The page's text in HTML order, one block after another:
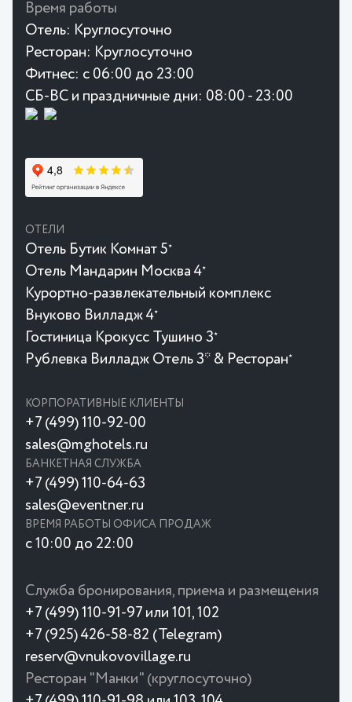
Время работы
Отель: Круглосуточно
Ресторан: Круглосуточно
Фитнес: с 06:00 до 23:00
СБ-ВС и праздничные дни: 08:00 - 23:00
ОТЕЛИ
Отель Бутик Комнат 5★
Отель Мандарин Москва 4★
Курортно-развлекательный комплекс
Внуково Вилладж 4★
Гостиница Крокусc Тушино 3★
Рублевка Вилладж Отель 3* & Ресторан★
КОРПОРАТИВНЫЕ КЛИЕНТЫ
+7 (499) 110-92-00
sales@mghotels.ru
БАНКЕТНАЯ СЛУЖБА
+7 (499) 110-64-63
sales@eventner.ru
ВРЕМЯ РАБОТЫ ОФИСА ПРОДАЖ
с 10:00 до 22:00
Служба бронирования, приема и размещения
+7 (499) 110-91-97 или 101, 102
+7 (925) 426-58-82 (Telegram)
reserv@vnukovovillage.ru
Ресторан "Манки" (круглосуточно)